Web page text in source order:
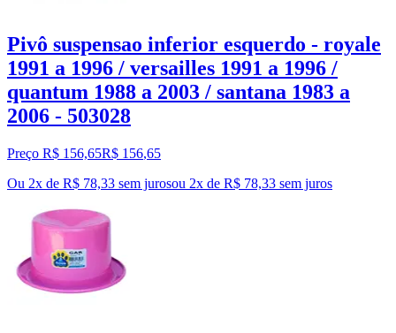
Pivô suspensao inferior esquerdo - royale
1991 a 1996 / versailles 1991 a 1996 /
quantum 1988 a 2003 / santana 1983 a
2006 - 503028
Preço R$ 156,65R$ 156,65
Ou 2x de R$ 78,33 sem jurosou 2x de R$ 78,33 sem juros